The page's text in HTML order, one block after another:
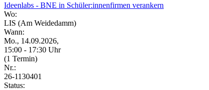
Ideenlabs - BNE in Schüler:innenfirmen verankern
Wo:
LIS (Am Weidedamm)
Wann:
Mo., 14.09.2026,
15:00 - 17:30 Uhr
(1 Termin)
Nr.:
26-1130401
Status: